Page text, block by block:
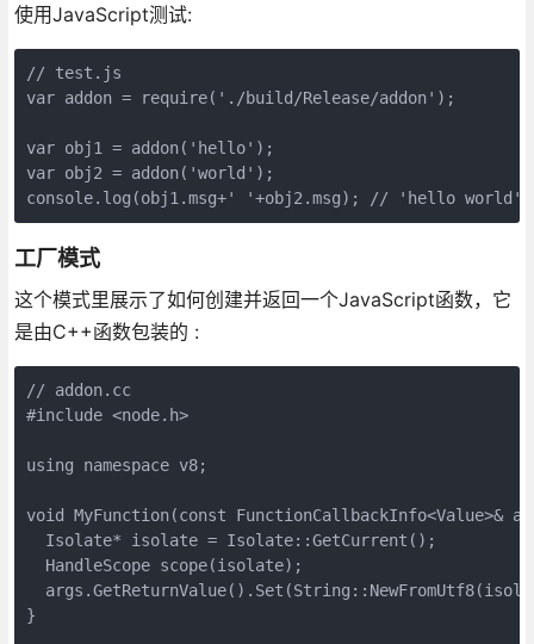
使用JavaScript测试:
// test.js
var addon = require('./build/Release/addon');
var obj1 = addon('hello');
var obj2 = addon('world');
console.log(obj1.msg+' '+obj2.msg); // 'hello world'
工厂模式
这个模式里展示了如何创建并返回一个JavaScript函数，它
是由C++函数包装的 :
// addon.cc
#include <node.h>
using namespace v8;
void MyFunction(const FunctionCallbackInfo<Value>&
  Isolate* isolate = Isolate::GetCurrent();
  HandleScope scope(isolate);
}